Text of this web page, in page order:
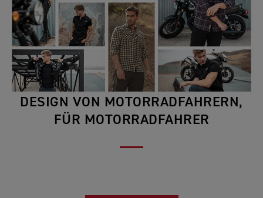
DESIGN VON MOTORRADFAHRERN,
FÜR MOTORRADFAHRER